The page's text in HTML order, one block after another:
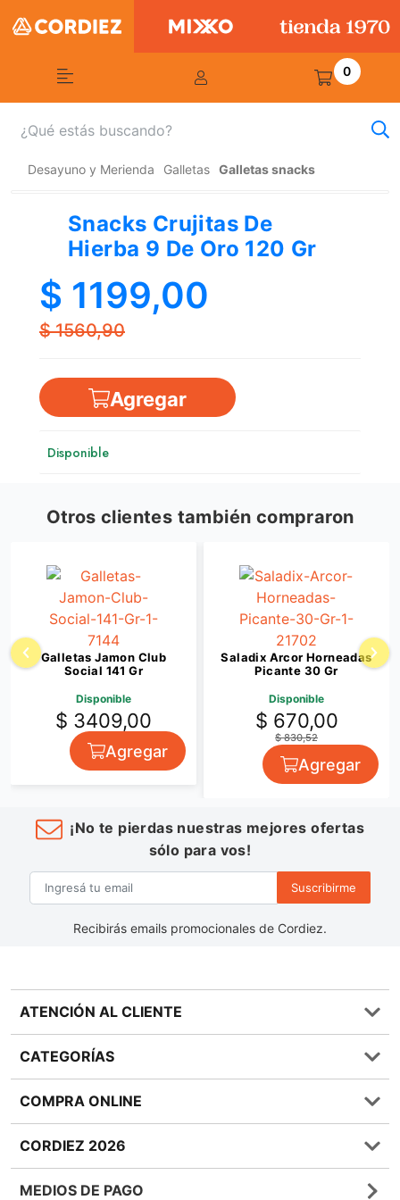
0
Desayuno y Merienda Galletas Galletas snacks
Snacks Crujitas De
Hierba 9 De Oro 120 Gr
$ 1199,00
$ 1560,90
Agregar
Disponible
Otros clientes también compraron
Galletas Jamon Club
Social 141 Gr
Disponible
$ 3409,00
Agregar
Saladix Arcor Horneadas
Picante 30 Gr
Disponible
$ 670,00
$ 830,52
Agregar
¡No te pierdas nuestras mejores ofertas
sólo para vos!
Suscribirme
Recibirás emails promocionales de Cordiez.
ATENCIÓN AL CLIENTE
Preguntas frecuentes
0810 555 1970
Términos y condiciones
Política de Devoluciones
Bases y Condiciones de Sorteos
CATEGORÍAS
Bebidas
Lácteos
COMPRA ONLINE
Métodos de entrega
CORDIEZ 2026
MEDIOS DE PAGO